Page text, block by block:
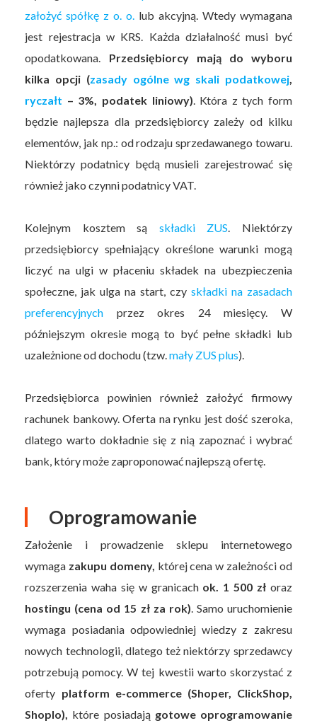
założyć spółkę z o. o. lub akcyjną. Wtedy wymagana
jest rejestracja w KRS. Każda działalność musi być
opodatkowana. Przedsiębiorcy mają do wyboru
kilka opcji (zasady ogólne wg skali podatkowej,
ryczałt – 3%, podatek liniowy) . Która z tych form
będzie najlepsza dla przedsiębiorcy zależy od kilku
elementów, jak np.: od rodzaju sprzedawanego towaru.
Niektórzy podatnicy będą musieli zarejestrować się
również jako czynni podatnicy VAT.
Kolejnym kosztem są składki ZUS . Niektórzy
przedsiębiorcy spełniający określone warunki mogą
liczyć na ulgi w płaceniu składek na ubezpieczenia
społeczne, jak ulga na start, czy składki na zasadach
preferencyjnych przez okres 24 miesięcy. W
późniejszym okresie mogą to być pełne składki lub
uzależnione od dochodu (tzw.mały ZUS plus).
Przedsiębiorca powinien również założyć firmowy
rachunek bankowy. Oferta na rynku jest dość szeroka,
dlatego warto dokładnie się z nią zapoznać i wybrać
bank, który może zaproponować najlepszą ofertę.
Oprogramowanie
Założenie i prowadzenie sklepu internetowego
wymaga zakupu domeny, której cena w zależności od
rozszerzenia waha się w granicach ok. 1 500 złoraz
hostingu (cena od 15 zł za rok) . Samo uruchomienie
wymaga posiadania odpowiedniej wiedzy z zakresu
nowych technologii, dlatego też niektórzy sprzedawcy
potrzebują pomocy. W tej kwestii warto skorzystać z
oferty platform e-commerce (Shoper, ClickShop,
Shoplo),
które posiadają gotowe oprogramowanie